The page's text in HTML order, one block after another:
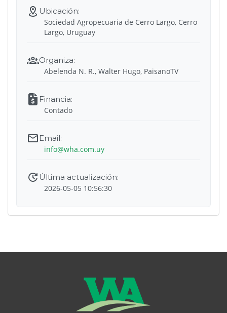
Sociedad Agropecuaria de Cerro Largo, Cerro
Largo, Uruguay
Abelenda N. R., Walter Hugo, PaisanoTV
Contado
info@wha.com.uy
2026-05-05 10:56:30